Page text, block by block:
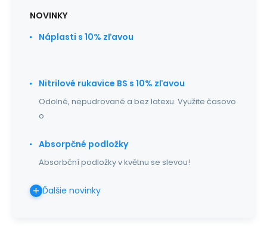
NOVINKY
Náplasti s 10% zľavou
Nitrilové rukavice BS s 10% zľavou
Odolné, nepudrované a bez latexu. Využite časovo
o
Absorpčné podložky
Absorbční podložky v květnu se slevou!
Ďalšie novinky